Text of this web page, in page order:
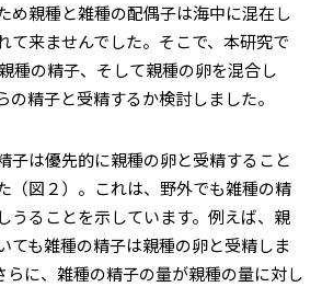
め親種と雑種の配偶子は海中に混在し
て来ませんでした。そこで、本研究で
種の精子、そして親種の卵を混合し
の精子と受精するか検討しました。
子は優先的に親種の卵と受精すること
（図２）。これは、野外でも雑種の精
うることを示しています。例えば、親
ても雑種の精子は親種の卵と受精しま
らに、雑種の精子の量が親種の量に対し